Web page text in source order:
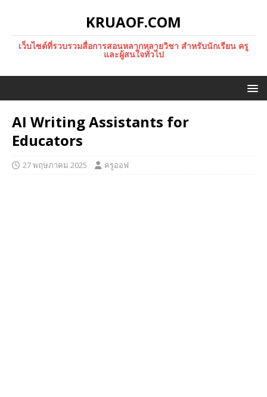
KRUAOF.COM
เว็บไซต์ที่รวบรวมสื่อการสอนหลากหลายวิชา สำหรับนักเรียน ครู
และผู้สนใจทั่วไป
AI Writing Assistants for
Educators
27 พฤษภาคม 2025 ครูออฟ